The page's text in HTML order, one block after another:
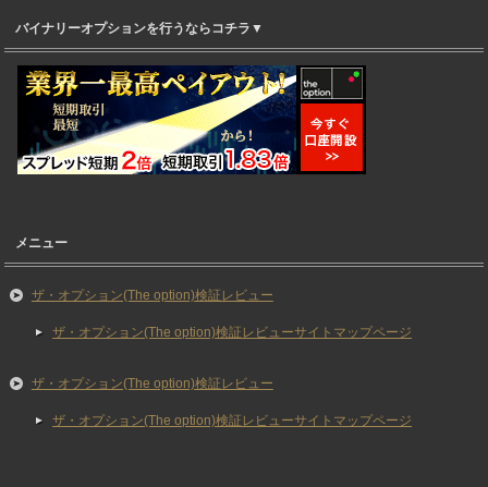
バイナリーオプションを行うならコチラ▼
メニュー
ザ・オプション(The option)検証レビュー
ザ・オプション(The option)検証レビューサイトマップページ
ザ・オプション(The option)検証レビュー
ザ・オプション(The option)検証レビューサイトマップページ